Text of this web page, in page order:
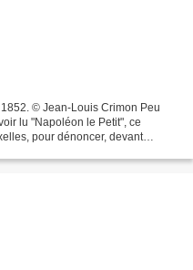
© Jean-Louis Crimon Peu
lu "Napoléon le Petit", ce
pour dénoncer, devant